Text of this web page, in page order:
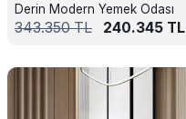
Derin Modern Yemek Odası
343.350TL 240.345 TL